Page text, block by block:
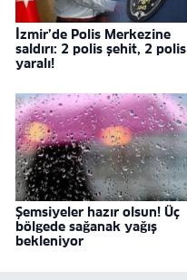
İzmir’de Polis Merkezine
saldırı: 2 polis şehit, 2 polis
yaralı!
Şemsiyeler hazır olsun! Üç
bölgede sağanak yağış
bekleniyor